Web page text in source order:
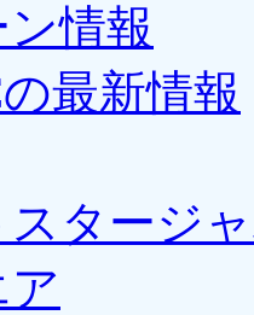
情報
最新情報
スタージ